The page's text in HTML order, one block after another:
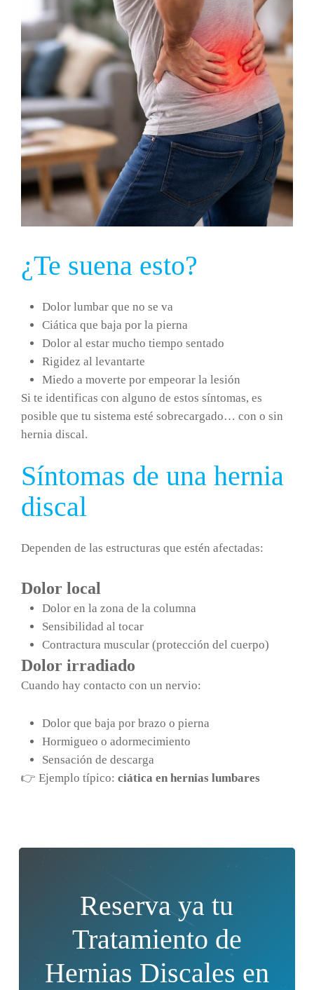
¿Te suena esto?
Dolor lumbar que no se va
Ciática que baja por la pierna
Dolor al estar mucho tiempo sentado
Rigidez al levantarte
Miedo a moverte por empeorar la lesión
Si te identificas con alguno de estos síntomas, es
posible que tu sistema esté sobrecargado… con o sin
hernia discal.
Síntomas de una hernia
discal
Dependen de las estructuras que estén afectadas:
Dolor local
Dolor en la zona de la columna
Sensibilidad al tocar
Contractura muscular (protección del cuerpo)
Dolor irradiado
Cuando hay contacto con un nervio:
Dolor que baja por brazo o pierna
Hormigueo o adormecimiento
Sensación de descarga
👉 Ejemplo típico:ciática en hernias lumbares
Reserva ya tu
Tratamiento de
Hernias Discales en